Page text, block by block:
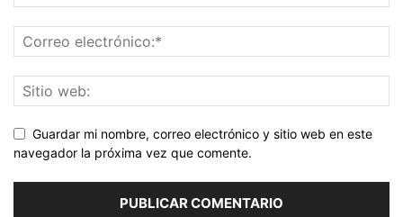
Guardar mi nombre, correo electrónico y sitio web en este
navegador la próxima vez que comente.